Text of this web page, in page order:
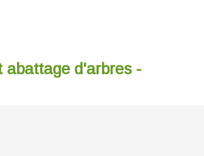
abattage d'arbres -